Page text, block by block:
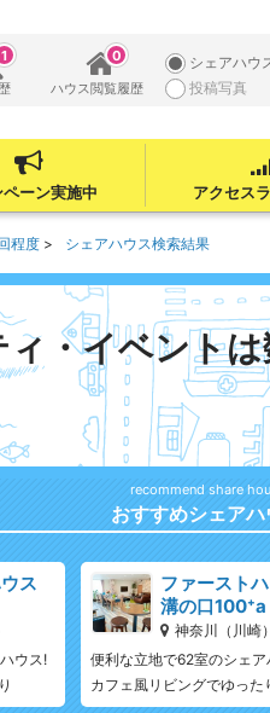
1
ハウス閲覧履歴
0
シェアハウ
投稿写真
ペーン実施中 アクセス
程度 シェアハウス検索結果
・イベント
おすすめシェアハ
ス
ウス!
ファースト
溝の口100⁺a
神奈川（川崎）
便利な立地で62室のシェア
カフェ風リビングでゆった